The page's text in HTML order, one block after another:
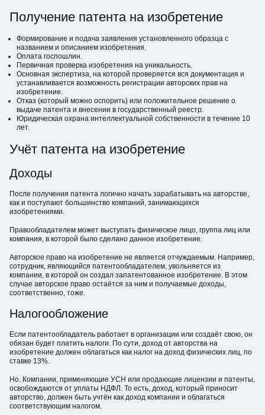
Получение патента на изобретение
Формирование и подача заявления установленного образца с
названием и описанием изобретения.
Оплата госпошлин.
Первичная проверка изобретения на уникальность.
Основная экспертиза, на которой проверяется вся документация и
устанавливается возможность регистрации авторских прав на
изобретение.
Отказ (который можно оспорить) или положительное решение о
выдаче патента и внесении в государственный реестр.
Юридическая охрана интеллектуальной собственности в течение 10
лет.
Учёт патента на изобретение
Доходы
После получения патента логично начать зарабатывать на авторстве,
как и поступают большинство компаний, занимающихся
изобретениями.
Правообладателем может выступать физическое лицо, группа лиц или
компания, в которой было сделано данное изобретение.
Авторское право на изобретение не является отчуждаемым. Например,
сотрудник, являющийся патентообладателем, увольняется из
компании, в которой он создал запатентованное изобретение. В этом
случае авторское право остаётся за ним и получаемые доходы,
соответственно, тоже.
Налогообложение
Если патентообладатель работает в организации или создаёт свою, он
обязан будет платить налоги. По сути, доход от авторства на
изобретение должен облагаться как налог на доход физических лиц, по
ставке 13%.
Но. Компании, применяющие УСН или продающие лицензии и патенты,
освобождаются от уплаты НДФЛ. То есть, доход, который приносит
авторство, должен быть учтён как доход компании и облагаться
соответствующим налогом.